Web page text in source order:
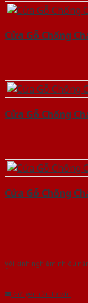
Cửa Gỗ Chống
Cửa Gỗ Chống
Cửa Gỗ Chống
Với kinh nghiệm nhiêu
Gửi yêu cầu tư vấn